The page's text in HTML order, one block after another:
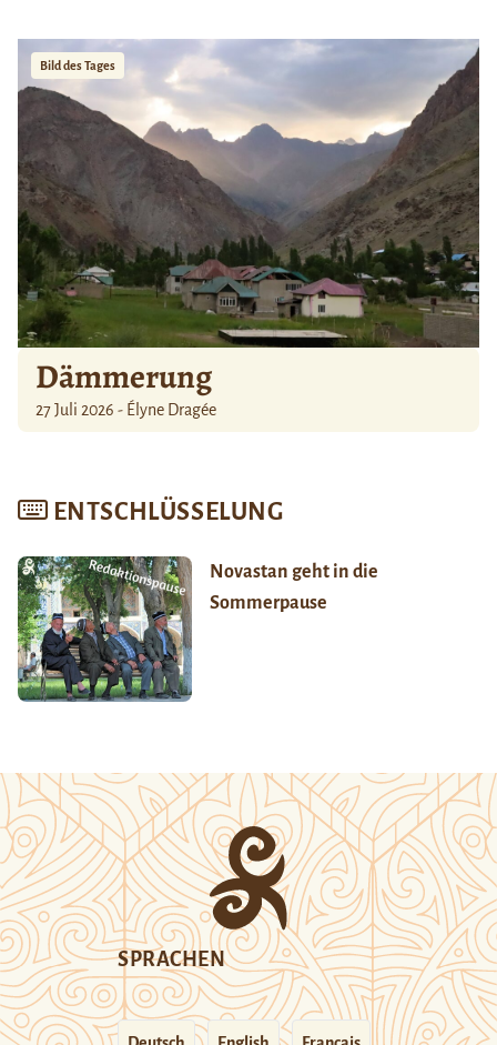
Bild des Tages
Dämmerung
27 Juli 2026 - Élyne Dragée
ENTSCHLÜSSELUNG
Novastan geht in die
Sommerpause
SPRACHEN